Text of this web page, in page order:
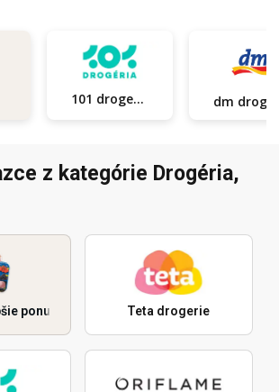
101 drogerie
z kategórie Drogéria,
ponuky Teta drogerie